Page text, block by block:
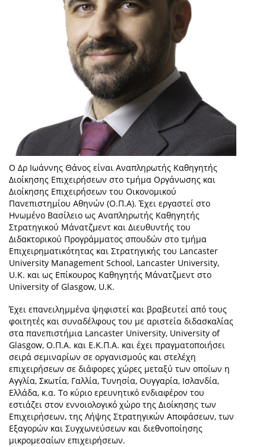
Ο Δρ Ιωάννης Θάνος είναι Αναπληρωτής Καθηγητής
Διοίκησης Επιχειρήσεων στο τμήμα Οργάνωσης και
Διοίκησης Επιχειρήσεων του Οικονομικού
Πανεπιστημίου Αθηνών (Ο.Π.Α). Έχει εργαστεί στο
Ηνωμένο Βασίλειο ως Αναπληρωτής Καθηγητής
Στρατηγικού Μάνατζμεντ και Διευθυντής του
Διδακτορικού Προγράμματος σπουδών στο τμήμα
Επιχειρηματικότητας και Στρατηγικής του Lancaster
University Management School, Lancaster University,
U.K. και ως Επίκουρος Καθηγητής Μάνατζμεντ στο
University of Glasgow, U.K.
Έχει επανειλημμένα ψηφιστεί και βραβευτεί από τους
φοιτητές και συναδέλφους του με αριστεία διδασκαλίας
στα πανεπιστήμια Lancaster University, University of
Glasgow, Ο.Π.Α. και Ε.Κ.Π.Α. και έχει πραγματοποιήσει
σειρά σεμιναρίων σε οργανισμούς και στελέχη
επιχειρήσεων σε διάφορες χώρες μεταξύ των οποίων η
Αγγλία, Σκωτία, Γαλλία, Τυνησία, Ουγγαρία, Ισλανδία,
Ελλάδα, κ.α. Το κύριο ερευνητικό ενδιαφέρον του
εστιάζει στον εννοιολογικό χώρο της Διοίκησης των
Επιχειρήσεων, της Λήψης Στρατηγικών Αποφάσεων, των
Εξαγορών και Συγχωνεύσεων και διεθνοποίησης
μικρομεσαίων επιχειρήσεων.